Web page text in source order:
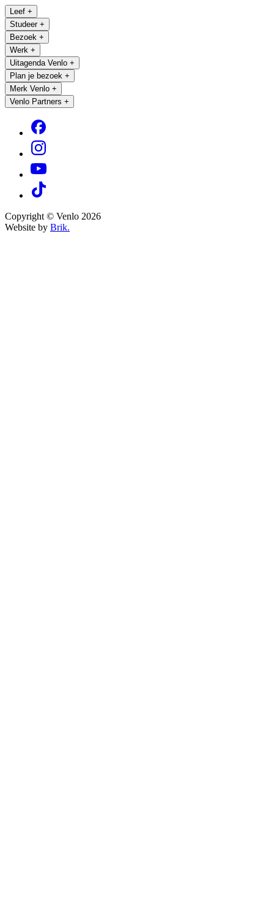
Leef +
Studeer +
Bezoek +
Werk +
Uitagenda Venlo +
Plan je bezoek +
Merk Venlo +
Venlo Partners +
Copyright © Venlo 2026
Website by Brik.